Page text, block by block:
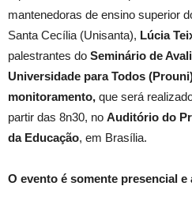
mantenedoras de ensino superior
Santa Cecília (Unisanta), Lúcia
palestrantes do Seminário de
Universidade para Todos
monitoramento, que será
partir das 8n30, no Auditório do
da Educação, em Brasília.
O evento é somente presencial